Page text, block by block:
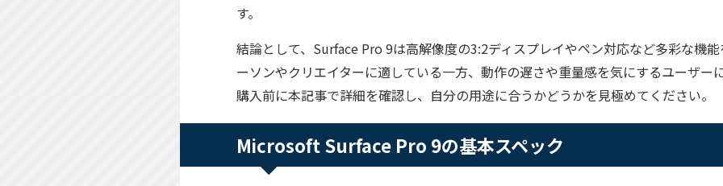
す。
結論として、Surface Pro 9は高解像度の3:2ディスプレイやペン対応など多彩な機
ーソンやクリエイターに適している一方、動作の遅さや重量感を気にするユーザー
購入前に本記事で詳細を確認し、自分の用途に合うかどうかを見極めてください。
Microsoft Surface Pro 9の基本スペック